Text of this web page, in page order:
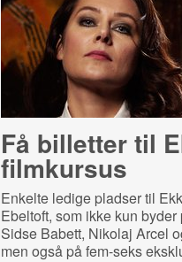
Få billetter til
filmkursus
Enkelte ledige pladser til
Ebeltoft, som ikke kun
Sidse Babett, Nikolaj Arcel
men også på fem-seks